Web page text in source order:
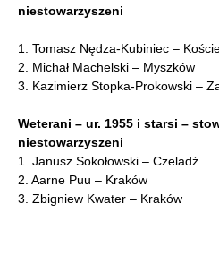
niestowarzyszeni
1. Tomasz Nędza-Kubiniec –
2. Michał Machelski – Myszków
3. Kazimierz Stopka-Prokowski –
Weterani – ur. 1955 i starsi –
niestowarzyszeni
1. Janusz Sokołowski – Czeladź
2. Aarne Puu – Kraków
3. Zbigniew Kwater – Kraków